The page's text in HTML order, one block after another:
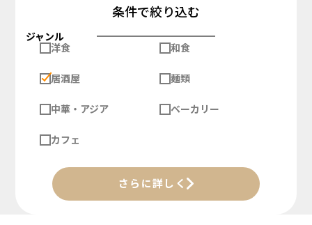
条件で絞り込む
ジャンル
洋食
和食
居酒屋 麺類
中華・アジア ベーカリー
カフェ
さらに詳しく